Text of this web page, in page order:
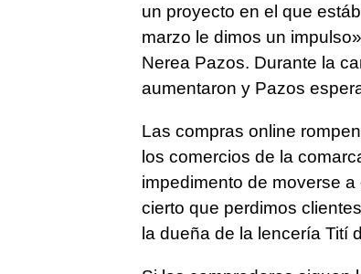
un proyecto en el que
marzo le dimos un
Nerea Pazos. Durante la
aumentaron y Pazos
Las compras online
los comercios de la
impedimento de moverse
cierto que perdimos
la dueña de la lencería Tití